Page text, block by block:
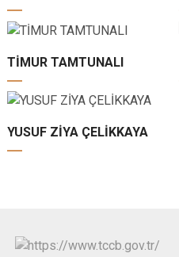
TİMUR TAMTUNALI
YUSUF ZİYA ÇELİKKAYA